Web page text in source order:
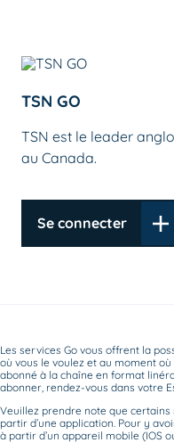
TSN GO
TSN est le leader
au Canada.
Se connecter
Les services Go vous offrent la
où vous le voulez et au moment
abonné à la chaîne en format
abonner, rendez-vous dans votre
Veuillez prendre note que
partir d’une application. Pour y
à partir d’un appareil mobile (IOS